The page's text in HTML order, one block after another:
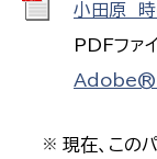
小田原 時
PDFファ
※ 現在、この